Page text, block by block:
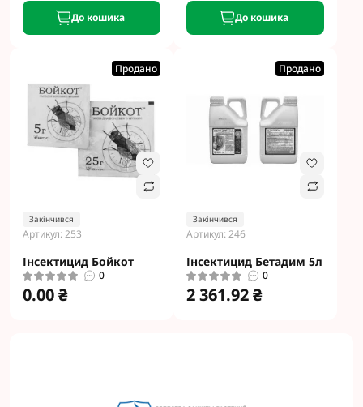
До кошика До кошика
Продано
Закінчився
Артикул: 253
Інсектицид Бойкот
0
0.00 ₴
Продано
Закінчився
Артикул: 246
Інсектицид Бетадим 5л
0
2 361.92 ₴